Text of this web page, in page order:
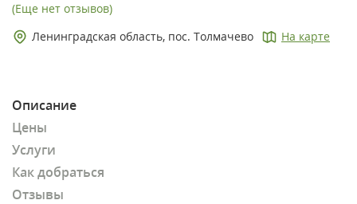
(Еще нет отзывов)
Ленинградская область, пос. Толмачево
На карте
Описание
Цены
Услуги
Как добраться
Отзывы